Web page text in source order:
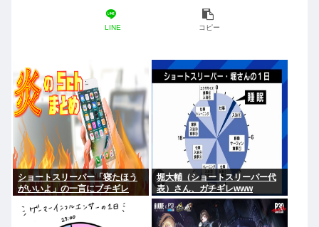
LINE コピー
ショートスリーパー「寝たほう
がいいよ」の一言にブチギレ
堀大輔（ショートスリーパー代
表）さん、ガチギレwww